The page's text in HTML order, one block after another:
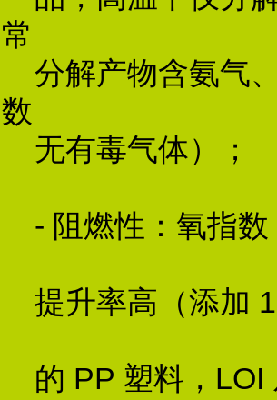
常
数
分解产物含氨气
无有毒气体）；
- 阻燃性：氧指数
提升率高（添加
的 PP 塑料，LOI